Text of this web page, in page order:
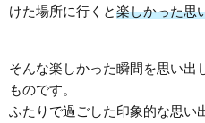
けた場所に行くと楽しかった思
そんな楽しかった瞬間を思い出
ものです。
ふたりで過ごした印象的な思い